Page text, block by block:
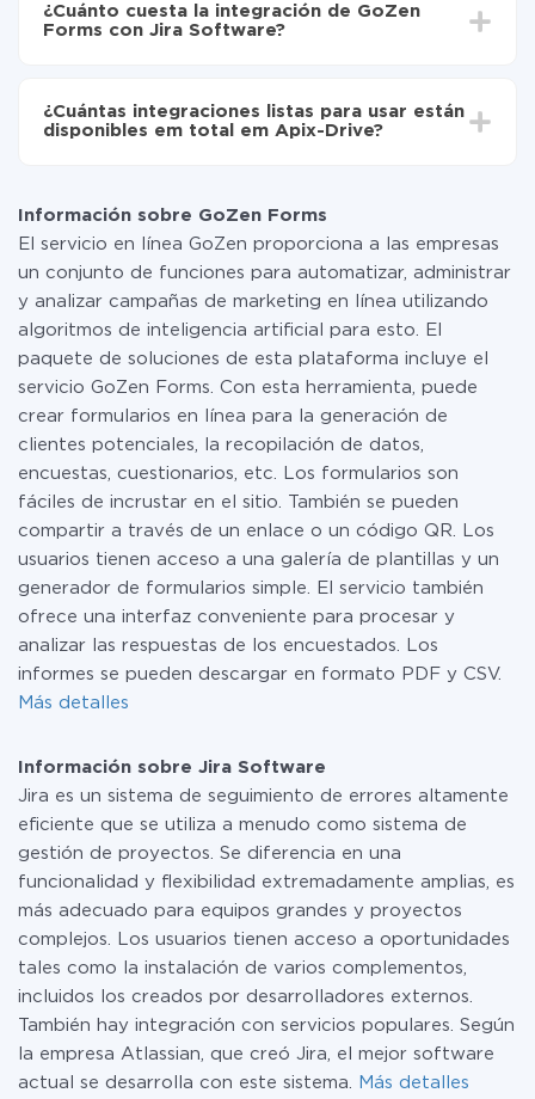
de GoZen Forms a Jira Software
oscilar entre 5 y 30 minutos. En promedio, la
configuración tarda entre 10 y 15 minutos.
¿Cuánto cuesta la integración de GoZen
Forms con Jira Software?
tarifas. Usted solo paga por la cantidad de datos que
realmente se transfieren de uno de sus sistemas a otro
manera segura un plan de tarifa gratuita o cambiar a
uno de pago, si es necesario. Más detalles sobre
tarifas.
¿Cuántas integraciones listas para usar están
disponibles em total em Apix-Drive?
Software
Información sobre GoZen Forms
El servicio en línea GoZen proporciona a las empresas
un conjunto de funciones para automatizar, administrar
y analizar campañas de marketing en línea utilizando
algoritmos de inteligencia artificial para esto. El
paquete de soluciones de esta plataforma incluye el
servicio GoZen Forms. Con esta herramienta, puede
crear formularios en línea para la generación de
clientes potenciales, la recopilación de datos,
encuestas, cuestionarios, etc. Los formularios son
fáciles de incrustar en el sitio. También se pueden
compartir a través de un enlace o un código QR. Los
usuarios tienen acceso a una galería de plantillas y un
generador de formularios simple. El servicio también
ofrece una interfaz conveniente para procesar y
analizar las respuestas de los encuestados. Los
informes se pueden descargar en formato PDF y CSV.
Más detalles
Información sobre Jira Software
Jira es un sistema de seguimiento de errores altamente
eficiente que se utiliza a menudo como sistema de
gestión de proyectos. Se diferencia en una
funcionalidad y flexibilidad extremadamente amplias, es
más adecuado para equipos grandes y proyectos
complejos. Los usuarios tienen acceso a oportunidades
tales como la instalación de varios complementos,
incluidos los creados por desarrolladores externos.
También hay integración con servicios populares. Según
la empresa Atlassian, que creó Jira, el mejor software
actual se desarrolla con este sistema.
Más detalles